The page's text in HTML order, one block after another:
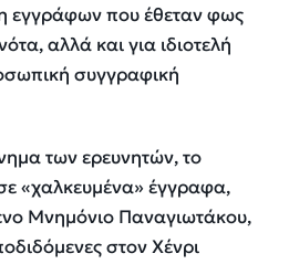
εγγράφων που έθεταν φως
αλλά και για ιδιοτελή
συγγραφική
των ερευνητών, το
«χαλκευμένα» έγγραφα,
Μνημόνιο Παναγιωτάκου,
στον Χένρι